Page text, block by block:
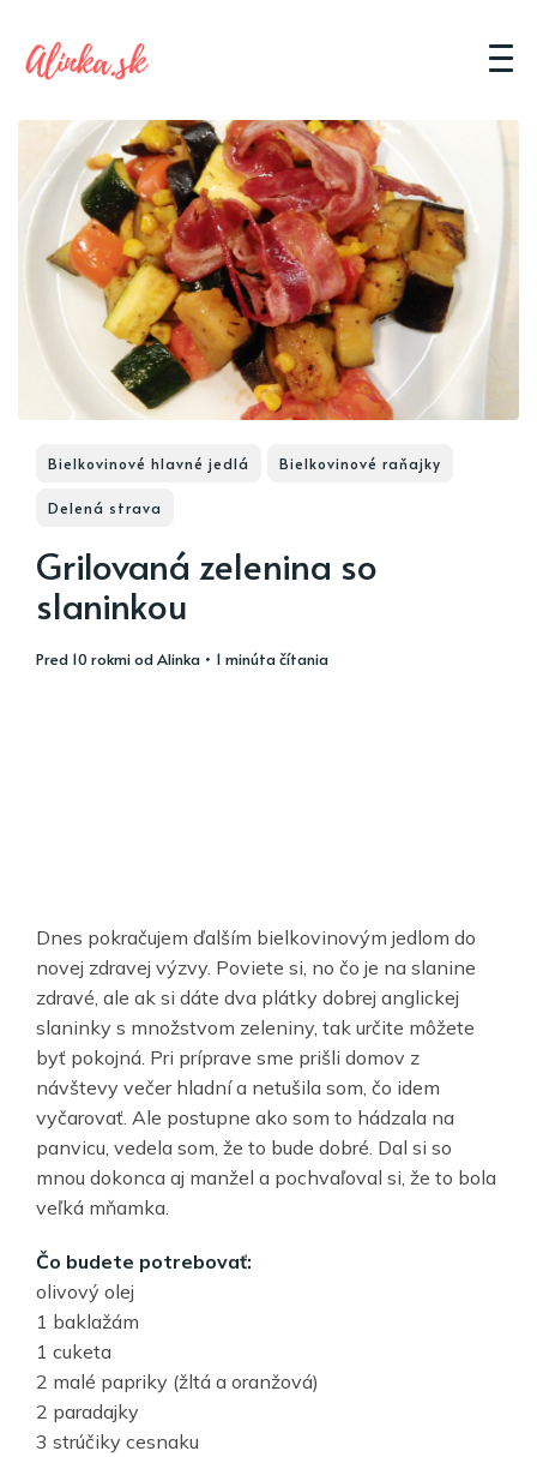
Bielkovinové hlavné jedlá Bielkovinové raňajky
Delená strava
Grilovaná zelenina so
slaninkou
pred 10 rokmiodAlinka • 1 minúta čítania
Dnes pokračujem ďalším bielkovinovým jedlom do
novej zdravej výzvy. Poviete si, no čo je na slanine
zdravé, ale ak si dáte dva plátky dobrej anglickej
slaninky s množstvom zeleniny, tak určite môžete
byť pokojná. Pri príprave sme prišli domov z
návštevy večer hladní a netušila som, čo idem
vyčarovať. Ale postupne ako som to hádzala na
panvicu, vedela som, že to bude dobré. Dal si so
mnou dokonca aj manžel a pochvaľoval si, že to bola
veľká mňamka.
Čo budete potrebovať:
olivový olej
1 baklažám
1 cuketa
2 malé papriky (žltá a oranžová)
2 paradajky
3 strúčiky cesnaku